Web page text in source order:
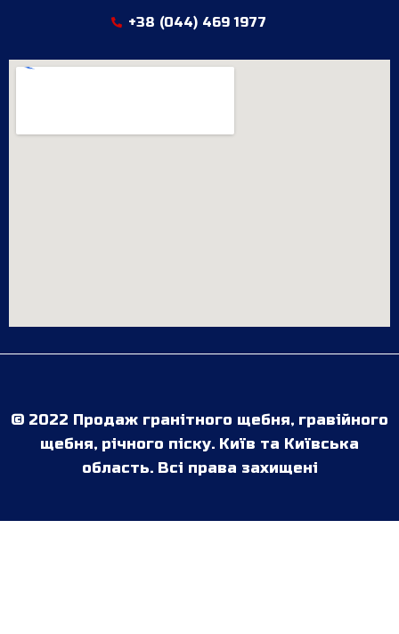
+38 (044) 469 1977
© 2022 Продаж гранітного щебня, гравійного
щебня, річного піску. Київ та Київська
область. Всі права захищені